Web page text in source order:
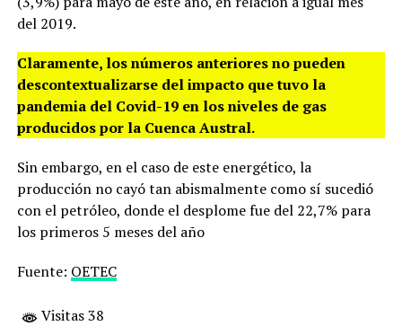
del 2019.
Claramente, los números anteriores no pueden
descontextualizarse del impacto que tuvo la
pandemia del Covid-19 en los niveles de gas
producidos por la Cuenca Austral.
Sin embargo, en el caso de este energético, la
producción no cayó tan abismalmente como sí sucedió
con el petróleo, donde el desplome fue del 22,7% para
los primeros 5 meses del año
Fuente: OETEC
Visitas 38